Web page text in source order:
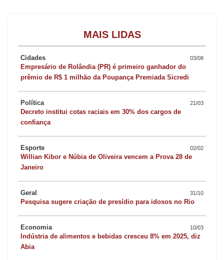
outras três pessoas morreram em decorrência do acidente.
Apae. No total, 13 pessoas ficaram feridas.
O veículo foi arrastado por cerca de 30 metros do local após a
batida e algumas pessoas foram arremessadas pelas janelas.
O motorista do ônibus estava com a Carteira Nacional de
Habilitação (CNH) vencida e foi indiciado por homicídio e lesão
corporal culposa na direção de veículo automotor. Além disso, o
anos antes da data do acidente.
busca de indenização.
MAIS LIDAS
Cidades 03/08
Empresário de Rolândia (PR) é primeiro ganhador do
prêmio de R$ 1 milhão da Poupança Premiada Sicredi
Política 21/03
Decreto institui cotas raciais em 30% dos cargos de
confiança
Esporte 02/02
Willian Kibor e Núbia de Oliveira vencem a Prova 28 de
Janeiro
Geral 31/10
Pesquisa sugere criação de presídio para idosos no Rio
Economia 10/03
Indústria de alimentos e bebidas cresceu 8% em 2025, diz
Abia